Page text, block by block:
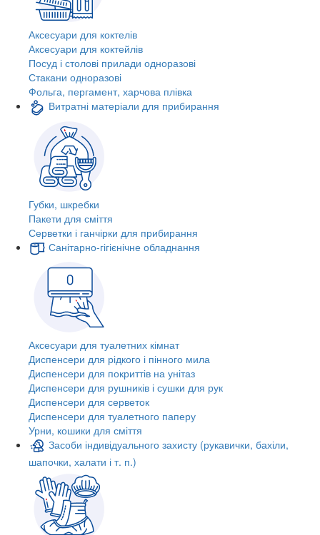
Аксесуари для коктелів
Аксесуари для коктейлів
Посуд і столові прилади одноразові
Стакани одноразові
Фольга, пергамент, харчова плівка
Витратні матеріали для прибирання
Губки, шкребки
Пакети для сміття
Серветки і ганчірки для прибирання
Санітарно-гігієнічне обладнання
Аксесуари для туалетних кімнат
Диспенсери для рідкого і пінного мила
Диспенсери для покриттів на унітаз
Диспенсери для рушників і сушки для рук
Диспенсери для серветок
Диспенсери для туалетного паперу
Урни, кошики для сміття
Засоби індивідуального захисту (рукавички, бахіли,
шапочки, халати і т. п.)